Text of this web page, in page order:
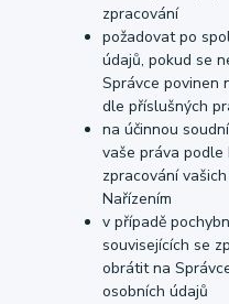
zpracování
požadovat po
údajů, pokud se
Správce povinen
dle příslušných
na účinnou
vaše práva
zpracování
Nařízením
v případě
souvisejících se
obrátit na
osobních údajů